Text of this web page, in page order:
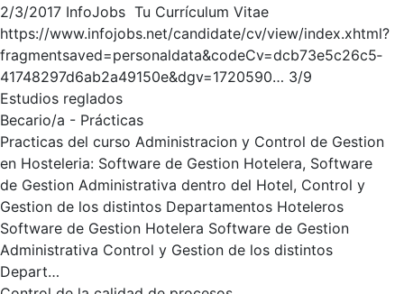
2/3/2017 InfoJobs ­ Tu Currículum Vitae
https://www.infojobs.net/candidate/cv/view/index.xhtml?
fragment­saved=personal­data&codeCv=dcb73e5c­26c5­
4174­8297­d6ab2a49150e&dgv=1720590… 3/9
Estudios reglados
Becario/a - Prácticas
Practicas del curso Administracion y Control de Gestion
en Hosteleria: Software de Gestion Hotelera, Software
de Gestion Administrativa dentro del Hotel, Control y
Gestion de los distintos Departamentos Hoteleros
Software de Gestion Hotelera Software de Gestion
Administrativa Control y Gestion de los distintos
Depart…